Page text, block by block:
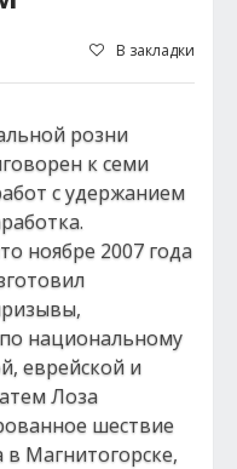
В закладки
розни
к семи
с удержанием
ноябре 2007 года
национальному
еврейской и
Лоза
шествие
Магнитогорске,